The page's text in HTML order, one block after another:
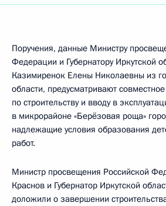
Поручения, данные Министру
Федерации и Губернатору Иркутской
Казимиренок Елены Николаевны из
области, предусматривают
по строительству и вводу в
в микрорайоне «Берёзовая роща»
надлежащие условия образования
работ.
Министр просвещения Российской
Краснов и Губернатор Иркутской
доложили о завершении